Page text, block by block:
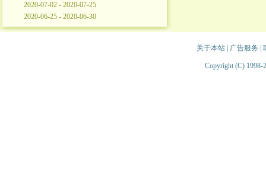
2020-07-02 - 2020-07-25
2020-06-25 - 2020-06-30
关于本站| 广告服务
Copyright (C) 1998-